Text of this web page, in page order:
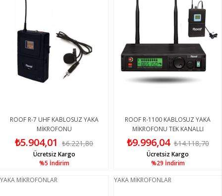
ROOF R-7 UHF KABLOSUZ YAKA
MİKROFONU
₺5.904,01 ₺6.221,80
%5 İndirim
Ücretsiz Kargo
ROOF R-1100 KABLOSUZ YAKA
MİKROFONU TEK KANALLI
₺9.996,04 ₺14.118,70
%29 İndirim
Ücretsiz Kargo
YAKA MİKROFONLAR YAKA MİKROFONLAR